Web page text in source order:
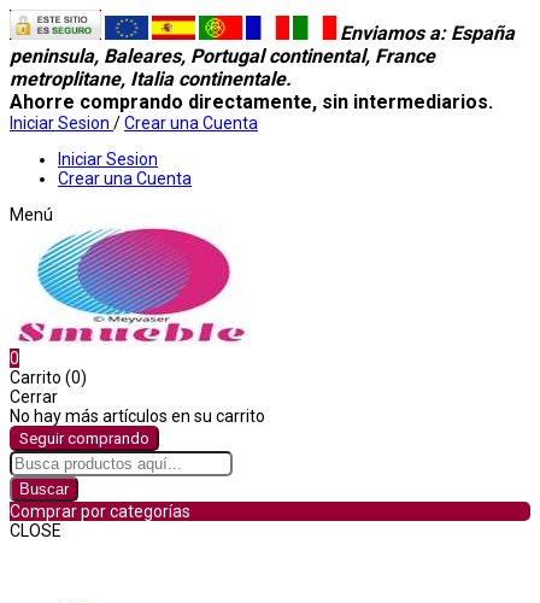
Enviamos a: España
peninsula, Baleares, Portugal continental, France
metroplitane, Italia continentale.
Ahorre comprando directamente, sin intermediarios.
Iniciar Sesion /Crear una Cuenta
Iniciar Sesion
Crear una Cuenta
Menú
0
Carrito (0)
Cerrar
No hay más artículos en su carrito
Seguir comprando
Buscar
Comprar por categorías
CLOSE